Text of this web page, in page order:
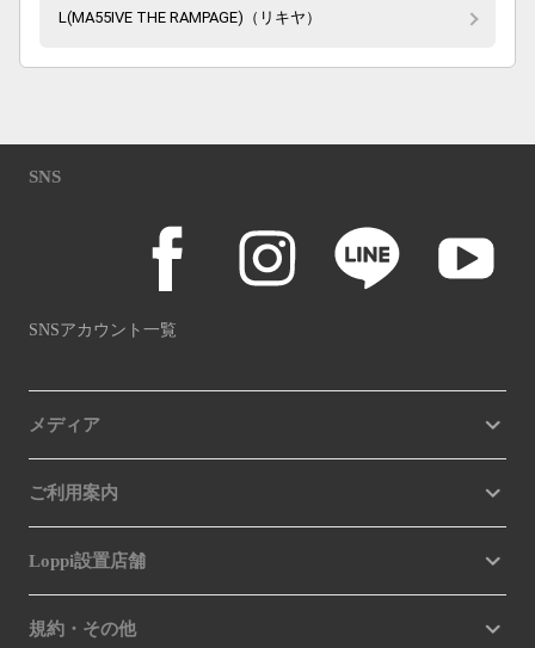
L(MA55IVE THE RAMPAGE)（リキヤ）
SNS
SNSアカウント一覧
メディア
ご利用案内
Loppi設置店舗
規約・その他